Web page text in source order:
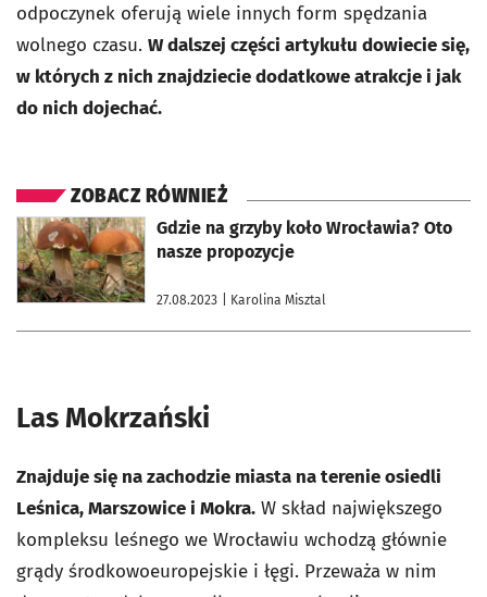
odpoczynek oferują wiele innych form spędzania
wolnego czasu. W dalszej części artykułu dowiecie się,
w których z nich znajdziecie dodatkowe atrakcje i jak
do nich dojechać.
ZOBACZ RÓWNIEŻ
Gdzie na grzyby koło Wrocławia? Oto
nasze propozycje
27.08.2023 | Karolina Misztal
otworzy się w nowej karcie
Las Mokrzański
Znajduje się na zachodzie miasta na terenie osiedli
Leśnica, Marszowice i Mokra. W skład największego
kompleksu leśnego we Wrocławiu wchodzą głównie
grądy środkowoeuropejskie i łęgi. Przeważa w nim